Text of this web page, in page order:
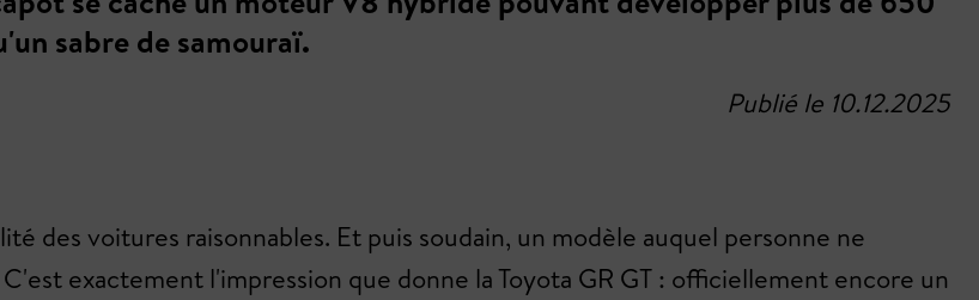
sabre de samouraï.
Publié le 10.12.2025
des voitures raisonnables. Et puis soudain, un modèle auquel personne ne
exactement l'impression que donne la Toyota GR GT : officiellement encore un